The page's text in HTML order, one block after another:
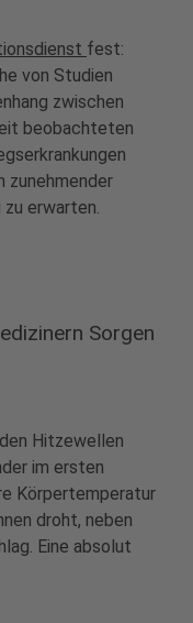
fest:
von Studien
zwischen
beobachteten
zunehmender
zu erwarten.
Sorgen
Hitzewellen
im ersten
Körpertemperatur
droht, neben
Eine absolut